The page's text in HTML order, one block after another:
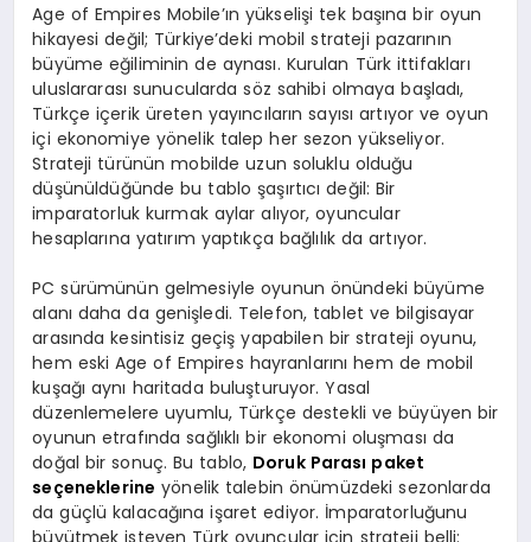
Age of Empires Mobile’ın yükselişi tek başına bir oyun
hikayesi değil; Türkiye’deki mobil strateji pazarının
büyüme eğiliminin de aynası. Kurulan Türk ittifakları
uluslararası sunucularda söz sahibi olmaya başladı,
Türkçe içerik üreten yayıncıların sayısı artıyor ve oyun
içi ekonomiye yönelik talep her sezon yükseliyor.
Strateji türünün mobilde uzun soluklu olduğu
düşünüldüğünde bu tablo şaşırtıcı değil: Bir
imparatorluk kurmak aylar alıyor, oyuncular
hesaplarına yatırım yaptıkça bağlılık da artıyor.
PC sürümünün gelmesiyle oyunun önündeki büyüme
alanı daha da genişledi. Telefon, tablet ve bilgisayar
arasında kesintisiz geçiş yapabilen bir strateji oyunu,
hem eski Age of Empires hayranlarını hem de mobil
kuşağı aynı haritada buluşturuyor. Yasal
düzenlemelere uyumlu, Türkçe destekli ve büyüyen bir
oyunun etrafında sağlıklı bir ekonomi oluşması da
doğal bir sonuç. Bu tablo, Doruk Parası paket
seçeneklerine yönelik talebin önümüzdeki sezonlarda
da güçlü kalacağına işaret ediyor. İmparatorluğunu